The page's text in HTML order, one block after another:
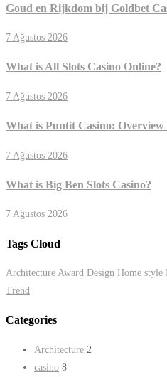
Goud en Rijkdom bij Goldbet
7 Ağustos 2026
What is All Slots Casino Online?
7 Ağustos 2026
What is Puntit Casino: Overview
7 Ağustos 2026
What is Big Ben Slots Casino?
7 Ağustos 2026
Tags Cloud
Architecture Award Design Home style
Trend
Categories
Architecture 2
casino 8